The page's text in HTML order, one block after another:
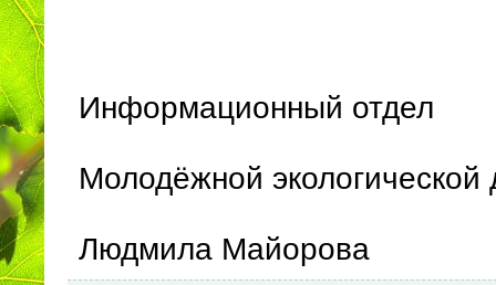
Информационный отдел
Молодёжной
Людмила Майорова